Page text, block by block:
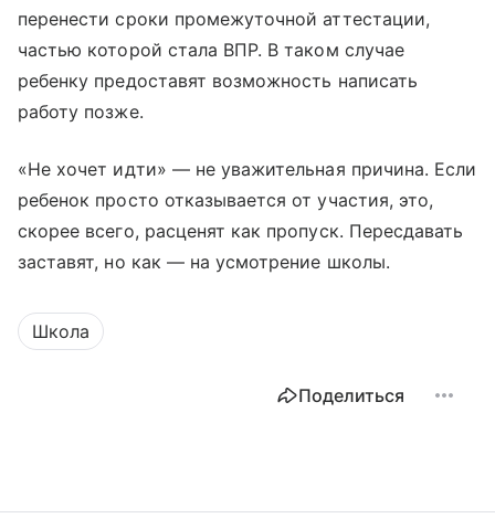
перенести сроки промежуточной аттестации,
частью которой стала ВПР. В таком случае
ребенку предоставят возможность написать
работу позже.
«Не хочет идти» — не уважительная причина. Если
ребенок просто отказывается от участия, это,
скорее всего, расценят как пропуск. Пересдавать
заставят, но как — на усмотрение школы.
Школа
Поделиться